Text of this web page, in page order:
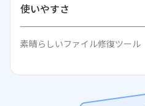
使いやすさ
素晴らしいファイル修復ツール